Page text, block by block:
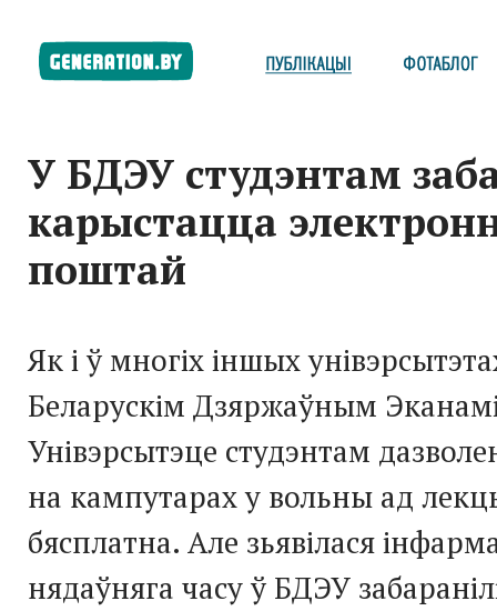
У БДЭУ студэнтам
карыстацца
поштай
Як і ў многіх іншых
Беларускім Дзяржаўным
Унівэрсытэце студэнтам
на кампутарах у вольны ад
бясплатна. Але зьявілася
нядаўняга часу ў БДЭУ